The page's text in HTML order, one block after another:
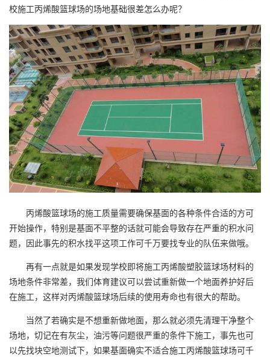
校施工丙烯酸篮球场的场地基础很差怎么办呢？
丙烯酸篮球场的施工质量需要确保基面的各种条件合适的方可
开始操作，特别是基面不平整的话就可能会导致存在严重的积水问
题，因此事先的积水找平这项工作可千万要找专业的队伍来做哦。
再有一点就是如果发现学校即将施工丙烯酸塑胶篮球场材料的
场地条件非常差，我们体育建议可以尝试重新做一个地面养护好后
在施工，这样对丙烯酸篮球场后续的使用寿命也有很大的帮助。
当然了若确实是不想重新做地面，那么就必须先清理干净整个
场地，切记在有灰尘，油污等问题很严重的条件下施工，事先也可
以先找块空地测试下，如果基面确实不适合施工丙烯酸篮球场可千